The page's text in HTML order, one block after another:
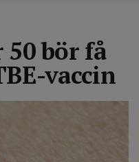
50 bör få
vaccin